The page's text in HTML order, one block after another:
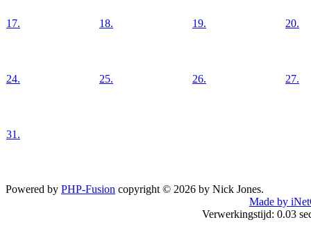
17. 18. 19. 20.
24. 25. 26. 27.
31.
Powered by PHP-Fusion copyright © 2026 by Nick Jones.
Made by
Verwerkingstijd: 0.03